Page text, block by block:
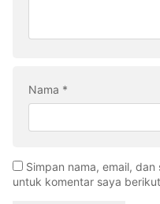
Nama *
Simpan nama, email,
untuk komentar saya